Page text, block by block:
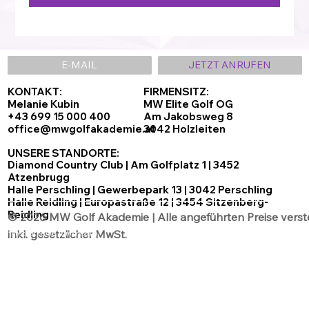
FIRMENSITZ:
MW Elite Golf OG
Am Jakobsweg 8
3042 Holzleiten
Diamond Country Club | Am Golfplatz 1 | 3452
Atzenbrugg
Halle Perschling | Gewerbepark 13 | 3042 Perschling
Halle Reidling | Europastraße 12 | 3454 Sitzenberg-
Reidling
UNSERE STANDORTE:
KONTAKT:
Melanie Kubin
+43 699 15 000 400
office@mwgolfakademie.at
JETZT ANRUFEN
© 2026 MW Golf Akademie | Alle angeführten Preise
inkl. gesetzlicher MwSt.
DatenschutzAGB´sImpressum
E-MAIL